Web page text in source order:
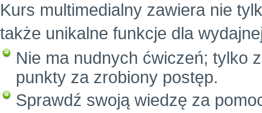
Kurs multimedialny zawiera nie
także unikalne funkcje dla
Nie ma nudnych ćwiczeń; tylko
punkty za zrobiony postęp.
Sprawdź swoją wiedzę za